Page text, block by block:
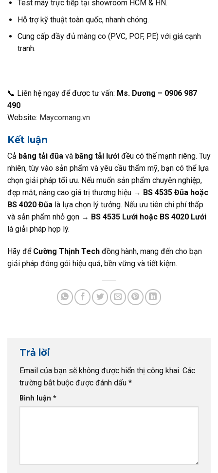
Test máy trực tiếp tại showroom HCM & HN.
Hỗ trợ kỹ thuật toàn quốc, nhanh chóng.
Cung cấp đầy đủ màng co (PVC, POF, PE) với giá cạnh
tranh.
📞 Liên hệ ngay để được tư vấn: Ms. Dương – 0906 987
490
Website: Maycomang.vn
Kết luận
Cả băng tải đũa và băng tải lưới đều có thế mạnh riêng. Tuy
nhiên, tùy vào sản phẩm và yêu cầu thẩm mỹ, bạn có thể lựa
chọn giải pháp tối ưu. Nếu muốn sản phẩm chuyên nghiệp,
đẹp mắt, nâng cao giá trị thương hiệu → BS 4535 Đũa hoặc
BS 4020 Đũa là lựa chọn lý tưởng. Nếu ưu tiên chi phí thấp
và sản phẩm nhỏ gọn → BS 4535 Lưới hoặc BS 4020 Lưới
là giải pháp hợp lý.
Hãy để Cường Thịnh Tech đồng hành, mang đến cho bạn
giải pháp đóng gói hiệu quả, bền vững và tiết kiệm.
Trả lời
Email của bạn sẽ không được hiển thị công khai. Các
trường bắt buộc được đánh dấu *
Bình luận *